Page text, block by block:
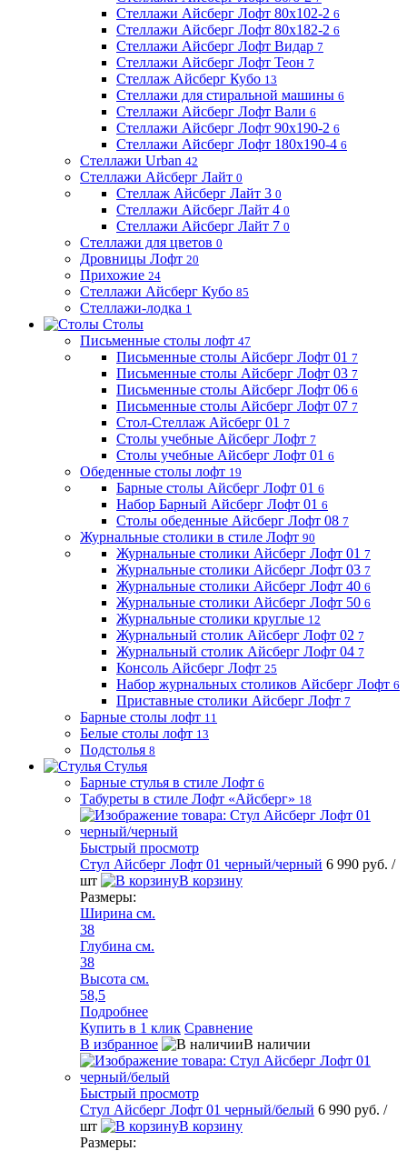
Стеллажи Айсберг Лофт 80х102-2 6
Стеллажи Айсберг Лофт 80х182-2 6
Стеллажи Айсберг Лофт Видар 7
Стеллажи Айсберг Лофт Теон 7
Стеллаж Айсберг Кубо 13
Стеллажи для стиральной машины 6
Стеллажи Айсберг Лофт Вали 6
Стеллажи Айсберг Лофт 90х190-2 6
Стеллажи Айсберг Лофт 180х190-4 6
Стеллажи Urban 42
Стеллажи Айсберг Лайт 0
Стеллаж Айсберг Лайт 3 0
Стеллажи Айсберг Лайт 4 0
Стеллажи Айсберг Лайт 7 0
Стеллажи для цветов 0
Дровницы Лофт 20
Прихожие 24
Стеллажи Айсберг Кубо 85
Стеллажи-лодка 1
Столы
Письменные столы лофт 47
Письменные столы Айсберг Лофт 01 7
Письменные столы Айсберг Лофт 03 7
Письменные столы Айсберг Лофт 06 6
Письменные столы Айсберг Лофт 07 7
Стол-Стеллаж Айсберг 01 7
Столы учебные Айсберг Лофт 7
Столы учебные Айсберг Лофт 01 6
Обеденные столы лофт 19
Барные столы Айсберг Лофт 01 6
Набор Барный Айсберг Лофт 01 6
Столы обеденные Айсберг Лофт 08 7
Журнальные столики в стиле Лофт 90
Журнальные столики Айсберг Лофт 01 7
Журнальные столики Айсберг Лофт 03 7
Журнальные столики Айсберг Лофт 40 6
Журнальные столики Айсберг Лофт 50 6
Журнальные столики круглые 12
Журнальный столик Айсберг Лофт 02 7
Журнальный столик Айсберг Лофт 04 7
Консоль Айсберг Лофт 25
Набор журнальных столиков Айсберг Лофт 6
Приставные столики Айсберг Лофт 7
Барные столы лофт 11
Белые столы лофт 13
Подстолья 8
Стулья
Барные стулья в стиле Лофт 6
Табуреты в стиле Лофт «Айсберг» 18
Быстрый просмотр
Стул Айсберг Лофт 01 черный/черный 6 990 руб. /
шт
В корзину
Размеры:
Ширина см.
38
Глубина см.
38
Высота см.
58,5
Подробнее
Купить в 1 клик Сравнение
В избранное
В наличии
Быстрый просмотр
Стул Айсберг Лофт 01 черный/белый 6 990 руб. /
шт
В корзину
Размеры: